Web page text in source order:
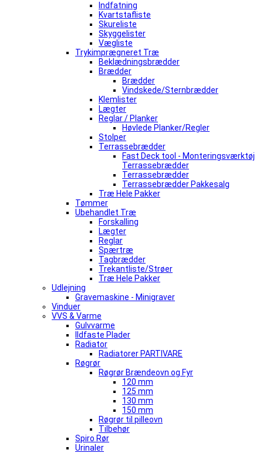
Indfatning
Kvartstafliste
Skureliste
Skyggelister
Vægliste
Trykimprægneret Træ
Beklædningsbrædder
Brædder
Brædder
Vindskede/Sternbrædder
Klemlister
Lægter
Reglar / Planker
Høvlede Planker/Regler
Stolper
Terrassebrædder
Fast Deck tool - Monteringsværktøj
Terrassebrædder
Terrassebrædder
Terrassebrædder Pakkesalg
Træ Hele Pakker
Tømmer
Ubehandlet Træ
Forskalling
Lægter
Reglar
Spærtræ
Tagbrædder
Trekantliste/Strøer
Træ Hele Pakker
Udlejning
Gravemaskine - Minigraver
Vinduer
VVS & Varme
Gulvvarme
Ildfaste Plader
Radiator
Radiatorer PARTIVARE
Røgrør
Røgrør Brændeovn og Fyr
120 mm
125 mm
130 mm
150 mm
Røgrør til pilleovn
Tilbehør
Spiro Rør
Urinaler